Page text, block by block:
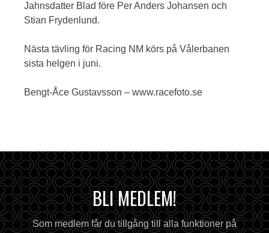
Jahnsdatter Blad före Per Anders Johansen och
Stian Frydenlund.
Nästa tävling för Racing NM körs på Vålerbanen
sista helgen i juni.
Bengt-Åce Gustavsson – www.racefoto.se
BLI MEDLEM!
Som medlem får du tillgång till alla funktioner på